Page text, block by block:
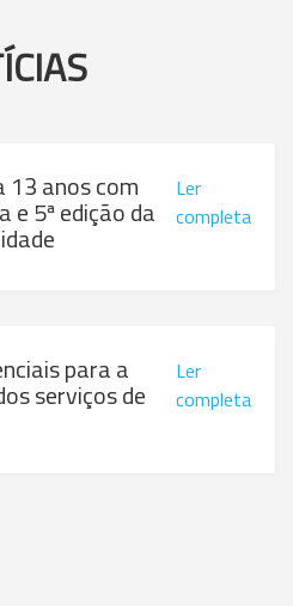
13 anos com
e 5ª edição da
Ler
completa
para a
serviços de
Ler
completa